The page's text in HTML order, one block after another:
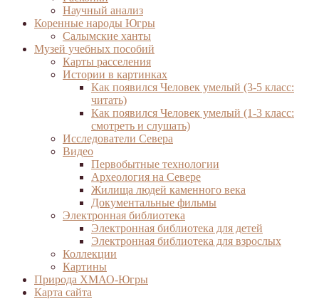
Научный анализ
Коренные народы Югры
Салымские ханты
Музей учебных пособий
Карты расселения
Истории в картинках
Как появился Человек умелый (3-5 класс:
читать)
Как появился Человек умелый (1-3 класс:
смотреть и слушать)
Исследователи Севера
Видео
Первобытные технологии
Археология на Севере
Жилища людей каменного века
Документальные фильмы
Электронная библиотека
Электронная библиотека для детей
Электронная библиотека для взрослых
Коллекции
Картины
Природа ХМАО-Югры
Карта сайта